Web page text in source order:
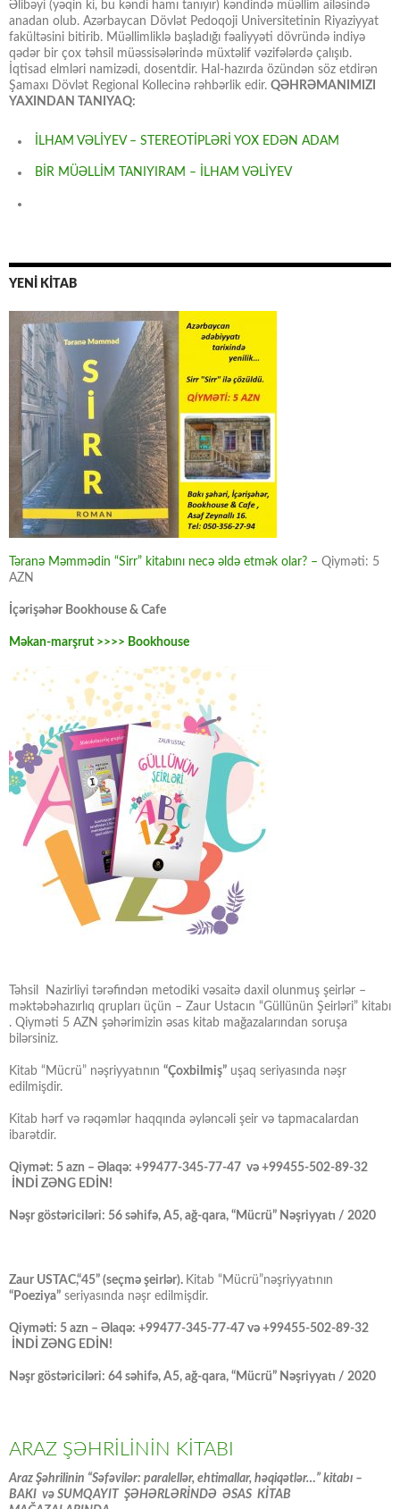
Əlibəyi (yəqin ki, bu kəndi hamı tanıyır) kəndində müəllim ailəsində
anadan olub. Azərbaycan Dövlət Pedoqoji Universitetinin Riyaziyyat
fakültəsini bitirib. Müəllimliklə başladığı fəaliyyəti dövründə indiyə
qədər bir çox təhsil müəssisələrində müxtəlif vəzifələrdə çalışıb.
İqtisad elmləri namizədi, dosentdir. Hal-hazırda özündən söz etdirən
Şamaxı Dövlət Regional Kollecinə rəhbərlik edir. QƏHRƏMANIMIZI
YAXINDAN TANIYAQ:
İLHAM VƏLİYEV – STEREOTİPLƏRİ YOX EDƏN ADAM
BİR MÜƏLLİM TANIYIRAM – İLHAM VƏLİYEV
YENİ KİTAB
Təranə Məmmədin “Sirr” kitabını necə əldə etmək olar? – Qiyməti: 5
AZN
İçərişəhər Bookhouse & Cafe
Məkan-marşrut >>>> Bookhouse
Təhsil Nazirliyi tərəfindən metodiki vəsaitə daxil olunmuş şeirlər –
məktəbəhazırlıq qrupları üçün – Zaur Ustacın “Güllünün Şeirləri” kitabı
. Qiyməti 5 AZN şəhərimizin əsas kitab mağazalarından soruşa
bilərsiniz.
Kitab “Mücrü” nəşriyyatının “Çoxbilmiş” uşaq seriyasında nəşr
edilmişdir.
Kitab hərf və rəqəmlər haqqında əyləncəli şeir və tapmacalardan
ibarətdir.
Qiymət: 5 azn – Əlaqə: +99477-345-77-47 və +99455-502-89-32
İNDİ ZƏNG EDİN!
Nəşr göstəriciləri: 56 səhifə, A5, ağ-qara, “Mücrü” Nəşriyyatı / 2020
Zaur USTAC,“45” (seçmə şeirlər). Kitab “Mücrü”nəşriyyatının
“Poeziya” seriyasında nəşr edilmişdir.
Qiyməti: 5 azn – Əlaqə: +99477-345-77-47 və +99455-502-89-32
İNDİ ZƏNG EDİN!
Nəşr göstəriciləri: 64 səhifə, A5, ağ-qara, “Mücrü” Nəşriyyatı / 2020
ARAZ ŞƏHRİLİNİN KİTABI
Araz Şəhrilinin “Səfəvilər: paralellər, ehtimallar, həqiqətlər…” kitabı –
BAKI və SUMQAYIT ŞƏHƏRLƏRİNDƏ ƏSAS KİTAB